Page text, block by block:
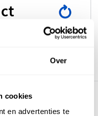
Over
cookies
en advertenties te
beoordelingen